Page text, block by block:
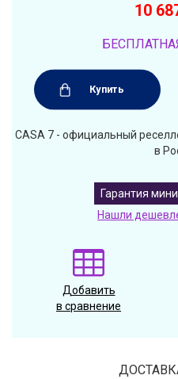
10
Купить
CASA 7 - официальный
в
Гарантия
Нашли
Добавить
в сравнение